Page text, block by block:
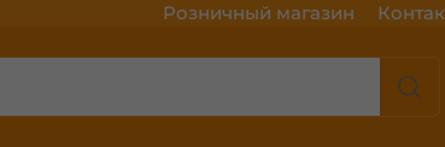
Розничный магазин